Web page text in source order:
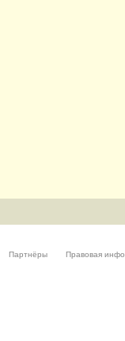
Партнёры Правовая